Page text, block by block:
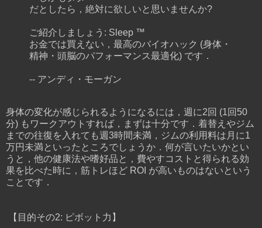
だとしたら，絶対に欲しいと思いませんか?
ご紹介しましょう: Sleep ™
お金では買えない，最高のバイオハック (身体・
精神・頭脳のパフォーマンス最適化) です．
-- アンディ・モーガン
身体の変化が感じられるようになるには，週に2回 (1回50
分) もワークアウトすれば，まずは十分です．着替えやジム
までの往復を入れても週3時間未満，ジムの利用料は月に1
万円未満といったところでしょうか．何が言いたいかとい
うと，他の健康法や嗜好品と，費やすコストと得られる効
果を比べた時に，筋トレほど ROI が高いものはないという
ことです．
【目的その2: ピボット力】